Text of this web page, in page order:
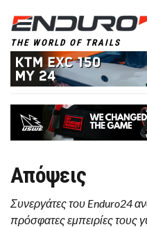
THE WORLD OF TRAILS
Απόψεις
Συνεργάτες του Enduro24
πρόσφατες εμπειρίες τους